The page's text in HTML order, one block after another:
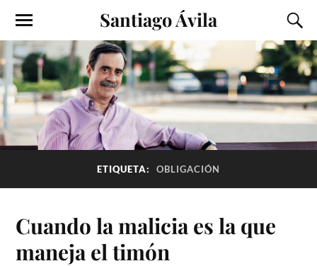
Santiago Ávila
ETIQUETA: OBLIGACIÓN
Cuando la malicia es la que
maneja el timón